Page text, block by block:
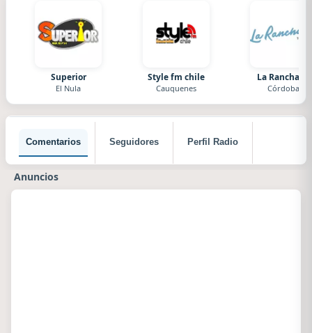
Superior
El Nula
Style fm chile
Cauquenes
La Ranchada
Córdoba
Comentarios Seguidores Perfil Radio
Anuncios